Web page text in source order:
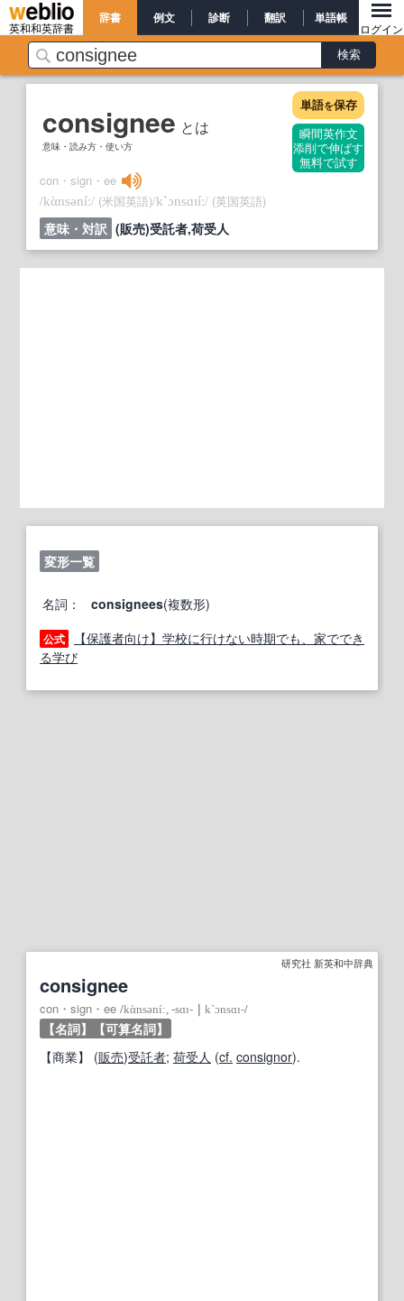
英和和英辞書
辞書 例文 診断 翻訳 単語帳
ログイン
consignee とは
意味・読み方・使い方
単語を保存
瞬間英作文
添削で伸ばす
無料で試す
con・sign・ee
/kὰnsəníː/ (米国英語)/k`ɔnsɑɪíː/ (英国英語)
意味・対訳 (販売)受託者,荷受人
変形一覧
名詞： consignees(複数形)
公式
【保護者向け】学校に行けない時期でも、家ででき
る学び
研究社 新英和中辞典
consignee
con・sign・ee /kὰnsəníː, ‐sɑɪ‐ k`ɔnsɑɪ‐/
【名詞】
【可算名詞】
【商業】 (販売)受託者; 荷受人 (cf. consignor).